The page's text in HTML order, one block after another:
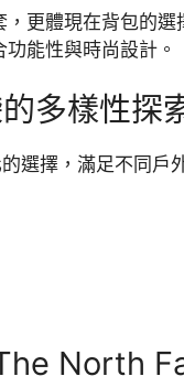
，更體現在背包的
能性與時尚設計。
多樣性探
選擇，滿足不同戶
North